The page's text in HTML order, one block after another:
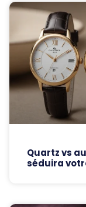
Quartz vs
séduira